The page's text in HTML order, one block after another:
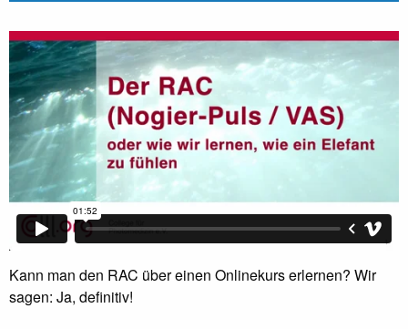
Kann man den RAC über einen Onlinekurs erlernen? Wir
sagen: Ja, definitiv!